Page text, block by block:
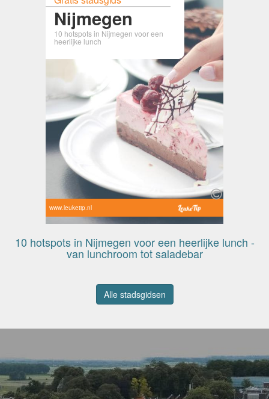
Nijmegen
10 hotspots in Nijmegen voor een
heerlijke lunch
www.leuketip.nl
10 hotspots in Nijmegen voor een heerlijke lunch -
van lunchroom tot saladebar
Alle stadsgidsen